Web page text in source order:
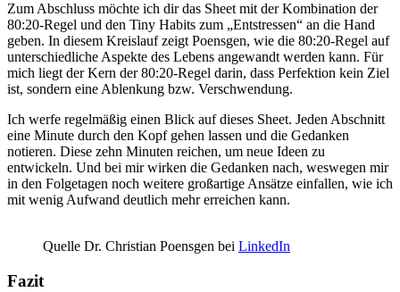
Zum Abschluss möchte ich dir das Sheet mit der Kombination der
80:20-Regel und den Tiny Habits zum „Entstressen“ an die Hand
geben. In diesem Kreislauf zeigt Poensgen, wie die 80:20-Regel auf
unterschiedliche Aspekte des Lebens angewandt werden kann. Für
mich liegt der Kern der 80:20-Regel darin, dass Perfektion kein Ziel
ist, sondern eine Ablenkung bzw. Verschwendung.
Ich werfe regelmäßig einen Blick auf dieses Sheet. Jeden Abschnitt
eine Minute durch den Kopf gehen lassen und die Gedanken
notieren. Diese zehn Minuten reichen, um neue Ideen zu
entwickeln. Und bei mir wirken die Gedanken nach, weswegen mir
in den Folgetagen noch weitere großartige Ansätze einfallen, wie ich
mit wenig Aufwand deutlich mehr erreichen kann.
Quelle Dr. Christian Poensgen bei LinkedIn
Fazit